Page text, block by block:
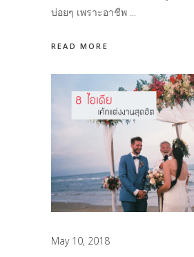
บ่อยๆ เพราะอาชีพ
READ MORE
May 10, 2018